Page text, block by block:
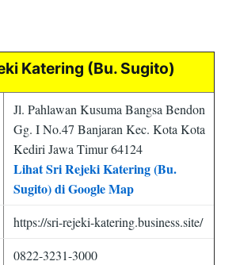
Katering (Bu. Sugito)
Jl. Pahlawan Kusuma Bangsa Bendon
Gg. I No.47 Banjaran Kec. Kota Kota
Kediri Jawa Timur 64124
Lihat Sri Rejeki Katering (Bu.
Sugito) di Google Map
https://sri-rejeki-katering.business.site/
0822-3231-3000